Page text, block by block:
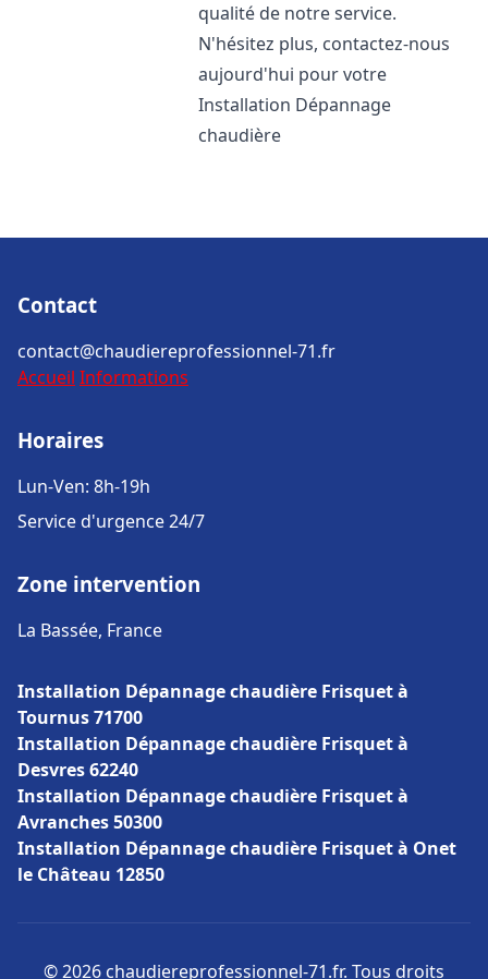
qualité de notre service.
N'hésitez plus, contactez-nous
aujourd'hui pour votre
Installation Dépannage
chaudière
Contact
contact@chaudiereprofessionnel-71.fr
Accueil Informations
Horaires
Lun-Ven: 8h-19h
Service d'urgence 24/7
Zone intervention
La Bassée, France
Installation Dépannage chaudière Frisquet à
Tournus 71700
Installation Dépannage chaudière Frisquet à
Desvres 62240
Installation Dépannage chaudière Frisquet à
Avranches 50300
Installation Dépannage chaudière Frisquet à Onet
le Château 12850
© 2026 chaudiereprofessionnel-71.fr. Tous droits